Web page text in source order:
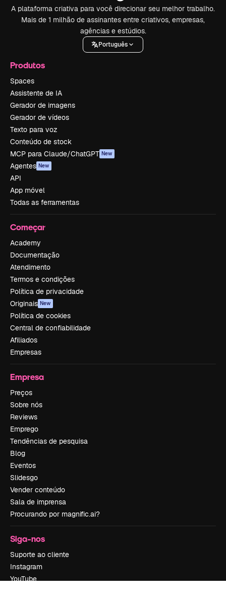
A plataforma criativa para você direcionar seu melhor trabalho.
Mais de 1 milhão de assinantes entre criativos, empresas,
agências e estúdios.
Português
Produtos
Spaces
Assistente de IA
Gerador de imagens
Gerador de vídeos
Texto para voz
Conteúdo de stock
MCP para Claude/ChatGPT New
Agentes New
API
App móvel
Todas as ferramentas
Começar
Academy
Documentação
Atendimento
Termos e condições
Política de privacidade
Originais New
Política de cookies
Central de confiabilidade
Afiliados
Empresas
Empresa
Preços
Sobre nós
Reviews
Emprego
Tendências de pesquisa
Blog
Eventos
Slidesgo
Vender conteúdo
Sala de imprensa
Procurando por magnific.ai?
Siga-nos
Suporte ao cliente
Instagram
YouTube